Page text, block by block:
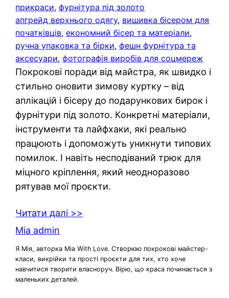
прикраси, фурнітура під золото
апгрейд верхнього одягу, вишивка бісером для
початківців, економний бісер та матеріали
ручна упаковка та бірки, фешн фурнітура та
аксесуари, фотографія виробів для соцмереж
Покрокові поради від майстра, як швидко і
стильно оновити зимову куртку – від
аплікацій і бісеру до подарункових бирок і
фурнітури під золото. Конкретні матеріали,
інструменти та лайфхаки, які реально
працюють і допоможуть уникнути типових
помилок. І навіть несподіваний трюк для
міцного кріплення, який неодноразово
рятував мої проєкти.
Читати далі >>
Mia admin
Я Мія, авторка Mia With Love. Створюю покрокові майстер-
класи, викрійки та прості проєкти для тих, хто хоче
навчитися творити власноруч. Вірю, що краса починається з
маленьких деталей.